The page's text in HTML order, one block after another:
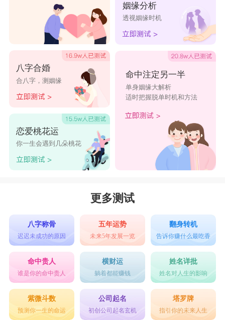
八字合婚
合八字，测姻缘
恋爱桃花运
你一生会遇到几朵桃花
姻缘分析
透视姻缘时机
命中注定另一半
单身姻缘大解析
适时把握脱单时机和方法
更多测试
八字称骨
迟迟未成功的原因
五年运势
未来5年发展一览
翻身转机
告诉你赚什么最吃香
命中贵人
谁是你的命中贵人
横财运
躺着都能赚钱
姓名详批
姓名对人生的影响
紫微斗数
预测你一生的命运
公司起名
初创公司起名玄机
塔罗牌
指引你的未来人生